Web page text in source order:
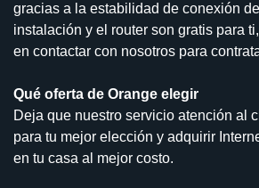
gracias a la estabilidad de conexión
instalación y el router son gratis para
en contactar con nosotros para
Qué oferta de Orange elegir
Deja que nuestro servicio atención al
para tu mejor elección y adquirir
en tu casa al mejor costo.